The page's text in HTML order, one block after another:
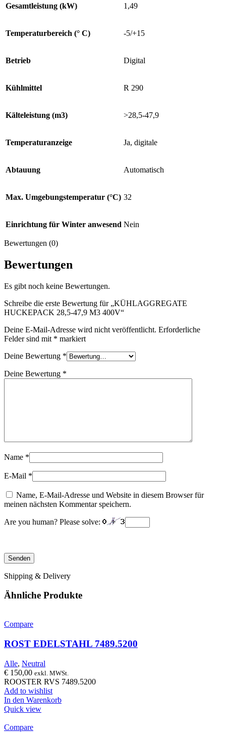
Gesamtleistung (kW) 1,49
Temperaturbereich (° C) -5/+15
Betrieb Digital
Kühlmittel R 290
Kälteleistung (m3) >28,5-47,9
Temperaturanzeige Ja, digitale
Abtauung Automatisch
Max. Umgebungstemperatur (°C) 32
Einrichtung für Winter anwesend Nein
Bewertungen (0)
Bewertungen
Es gibt noch keine Bewertungen.
Schreibe die erste Bewertung für „KÜHLAGGREGATE
HUCKEPACK 28,5-47,9 M3 400V“
Deine E-Mail-Adresse wird nicht veröffentlicht. Erforderliche
Felder sind mit * markiert
Deine Bewertung *
Deine Bewertung *
Name *
E-Mail *
Name, E-Mail-Adresse und Website in diesem Browser für
meinen nächsten Kommentar speichern.
Are you human? Please solve:
Shipping & Delivery
Ähnliche Produkte
Compare
ROST EDELSTAHL 7489.5200
Alle, Neutral
€ 150,00 exkl. MWSt.
ROOSTER RVS 7489.5200
Add to wishlist
In den Warenkorb
Quick view
Compare